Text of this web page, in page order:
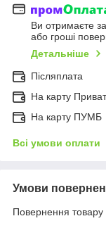
Ви отримаєте
або гроші
Детальніше
Післяплата
На карту
На карту ПУМБ
Всі умови оплати
Умови
Повернення товару